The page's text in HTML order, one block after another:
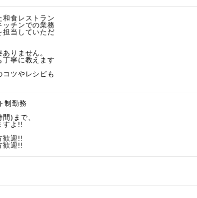
和食レストラン
ッチンでの業務
担当していただ
りません。
寧に教えます
コツやレシピも
制勤務
)まで、
すよ!!
歓迎!!
歓迎!!